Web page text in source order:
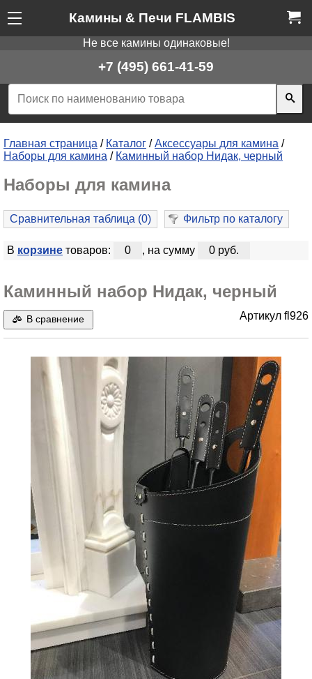
Камины & Печи FLAMBIS
Не все камины одинаковые!
+7 (495) 661-41-59
Главная страница / Каталог /Аксессуары для камина /
Наборы для камина / Каминный набор Нидак, черный
Наборы для камина
Сравнительная таблица (0) Фильтр по каталогу
В корзинетоваров: 0 , на сумму 0 руб.
Каминный набор Нидак, черный
В сравнение Артикул fl926